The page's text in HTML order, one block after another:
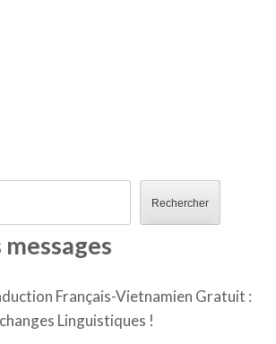
Rechercher
Français-Vietnamien Gratuit :
Linguistiques !